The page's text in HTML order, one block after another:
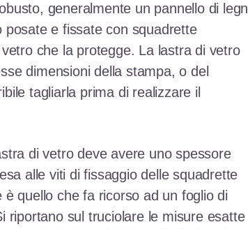
generalmente un pannello di
posate e fissate con squadrette
che la protegge. La lastra di vetro
dimensioni della stampa, o del
tagliarla prima di realizzare il
di vetro deve avere uno spessore
alle viti di fissaggio delle squadrette
quello che fa ricorso ad un foglio di
riportano sul truciolare le misure esatte